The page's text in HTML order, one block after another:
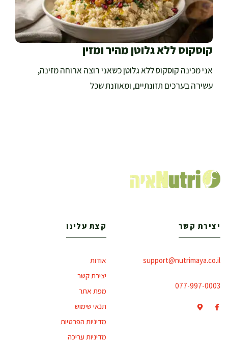
קוסקוס ללא גלוטן מהיר ומזין
אני מכינה קוסקוס ללא גלוטן כשאני רוצה ארוחה מזינה,
עשירה בערכים תזונתיים, ומאוזנת שכל
יצירת קשר
support@nutrimaya.co.il
077-997-0003
קצת עלינו
אודות
יצירת קשר
מפת אתר
תנאי שימוש
מדיניות הפרטיות
מדיניות עריכה